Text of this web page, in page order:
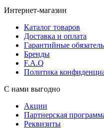
Интернет-магазин
Каталог товаров
Доставка и оплата
Гарантийные
Бренды
F.A.Q
Политика
С нами выгодно
Акции
Партнерская
Реквизиты